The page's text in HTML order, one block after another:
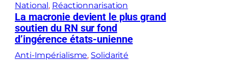
National, Réactionnarisation
La macronie devient le plus grand
soutien du RN sur fond
d’ingérence états-unienne
Anti-Impérialisme, Solidarité